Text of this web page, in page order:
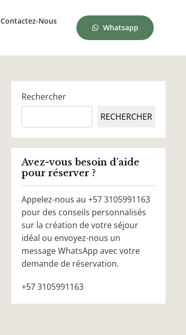
Contactez-Nous
Whatsapp
Rechercher
RECHERCHER
Avez-vous besoin d’aide
pour réserver ?
Appelez-nous au +57 3105991163
pour des conseils personnalisés
sur la création de votre séjour
idéal ou envoyez-nous un
message WhatsApp avec votre
demande de réservation.
+57 3105991163